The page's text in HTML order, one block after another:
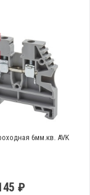
6мм.кв. AVK
₽